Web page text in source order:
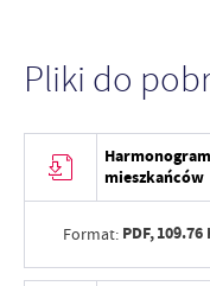
Pliki do
mieszkańców
Format: PDF,109.76